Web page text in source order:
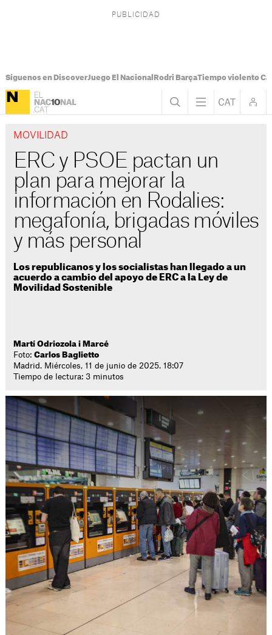
Síguenos en DiscoverJuego El Nacional Rodri BarçaTiempo violento
MOVILIDAD
ERC y PSOE pactan un
plan para mejorar la
información en Rodalies:
megafonía, brigadas móviles
y más personal
Los republicanos y los socialistas han llegado a un
acuerdo a cambio del apoyo de ERC a la Ley de
Movilidad Sostenible
Martí Odriozola i Marcé
Foto:Carlos Baglietto
Madrid. Miércoles, 11 de junio de 2025. 18:07
Tiempo de lectura: 3 minutos